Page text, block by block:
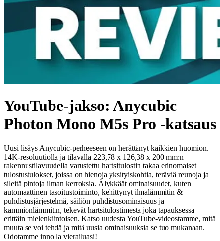
YouTube-jakso: Anycubic
Photon Mono M5s Pro -katsaus
Uusi lisäys Anycubic-perheeseen on herättänyt kaikkien huomion.
14K-resoluutiolla ja tilavalla 223,78 x 126,38 x 200 mm:n
rakennustilavuudella varustettu hartsitulostin takaa erinomaiset
tulostustulokset, joissa on hienoja yksityiskohtia, teräviä reunoja ja
sileitä pintoja ilman kerroksia. Älykkäät ominaisuudet, kuten
automaattinen tasoitustoiminto, kehittynyt ilmalämmitin &
puhdistusjärjestelmä, säiliön puhdistusominaisuus ja
kammionlämmitin, tekevät hartsitulostimesta joka tapauksessa
erittäin mielenkiintoisen. Katso uudesta YouTube-videostamme, mitä
muuta se voi tehdä ja mitä uusia ominaisuuksia se tuo mukanaan.
Odotamme innolla vierailuasi!